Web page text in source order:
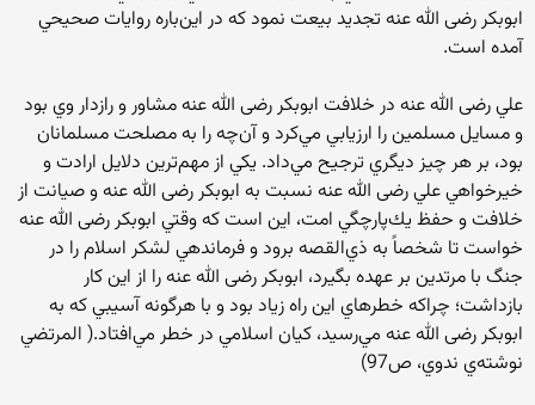
ابوبكر رضی الله عنه تجديد بيعت نمود كه در اين‌باره روايات صحيحي
آمده است.
علي رضی الله عنه در خلافت ابوبكر رضی الله عنه مشاور و رازدار وي بود
و مسايل مسلمين را ارزيابي مي‌كرد و آن‌چه را به مصلحت مسلمانان
بود، بر هر چيز ديگري ترجيح مي‌داد. يكي از مهم‌ترين دلايل ارادت و
خيرخواهي علي رضی الله عنه نسبت به ابوبكر رضی الله عنه و صيانت از
خلافت و حفظ يك‌پارچگي امت، اين است كه وقتي ابوبكر رضی الله عنه
خواست تا شخصاً به ذي‌القصه برود و فرماندهي لشكر اسلام را در
جنگ با مرتدين بر عهده بگيرد، ابوبكر رضی الله عنه را از اين كار
بازداشت؛ چراكه خطرهاي اين راه زياد بود و با هرگونه آسيبي كه به
ابوبكر رضی الله عنه مي‌رسيد، كيان اسلامي در خطر مي‌افتاد.( المرتضي
نوشته‌ي ندوي، ص97)